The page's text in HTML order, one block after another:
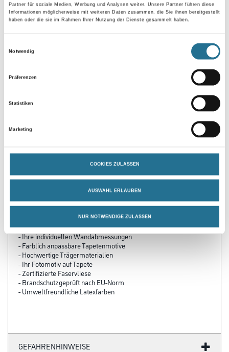
Partner für soziale Medien, Werbung und Analysen weiter. Unsere Partner führen diese
Informationen möglicherweise mit weiteren Daten zusammen, die Sie ihnen bereitgestellt
haben oder die sie im Rahmen Ihrer Nutzung der Dienste gesammelt haben.
Notwendig
Präferenzen
Statistiken
Marketing
COOKIES ZULASSEN
AUSWAHL ERLAUBEN
NUR NOTWENDIGE ZULASSEN
Gebinde
Umrechnungsfaktoren
PRODUKTEIGENSCHAFTEN
- Über 100 Motive für jeden Geschmack
- Ihre individuellen Wandabmessungen
- Farblich anpassbare Tapetenmotive
- Hochwertige Trägermaterialien
- Ihr Fotomotiv auf Tapete
- Zertifizierte Faservliese
- Brandschutzgeprüft nach EU-Norm
- Umweltfreundliche Latexfarben
GEFAHRENHINWEISE